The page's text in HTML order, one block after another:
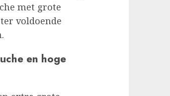
met grote
voldoende
en hoge